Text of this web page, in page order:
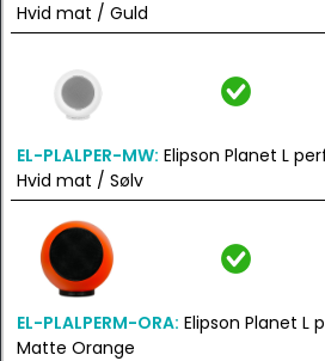
Hvid mat / Guld
EL-PLALPER-MW: Elipson Planet L
Hvid mat / Sølv
EL-PLALPERM-ORA: Elipson Planet
Matte Orange